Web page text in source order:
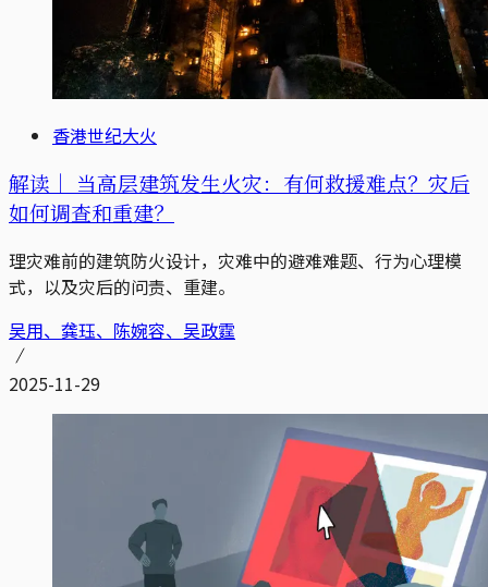
香港世纪大火
解读｜ 当高层建筑发生火灾：有何救援难点？灾后
如何调查和重建？
理灾难前的建筑防火设计，灾难中的避难难题、行为心理模
式，以及灾后的问责、重建。
吴用、龚珏、陈婉容、吴政霆
2025-11-29